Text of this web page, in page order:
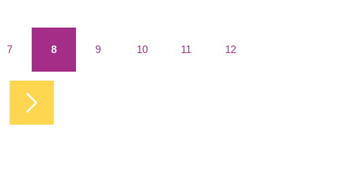
7 8 9 10 11 12